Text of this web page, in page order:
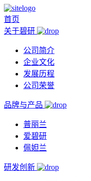
首页
关于碧研
公司简介
企业文化
发展历程
公司荣誉
品牌与产品
普丽兰
爱碧研
佩妲兰
研发创新